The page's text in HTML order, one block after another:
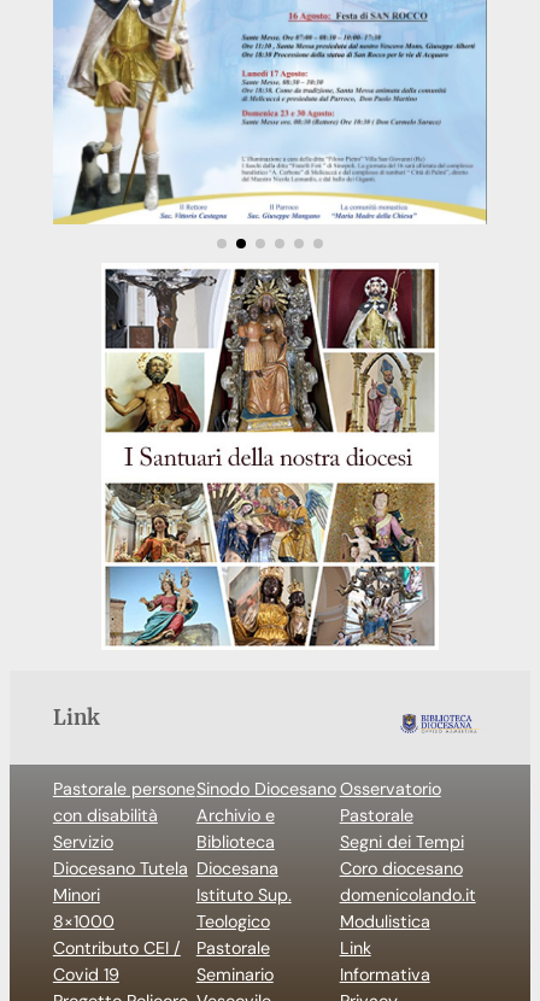
Link
Pastorale persone
con disabilità
Servizio
Diocesano Tutela
Minori
8×1000
Contributo CEI /
Covid 19
Sinodo Diocesano
Archivio e
Biblioteca
Diocesana
Istituto Sup.
Teologico
Pastorale
Seminario
Osservatorio
Pastorale
Segni dei Tempi
Coro diocesano
domenicolando.it
Modulistica
Link
Informativa